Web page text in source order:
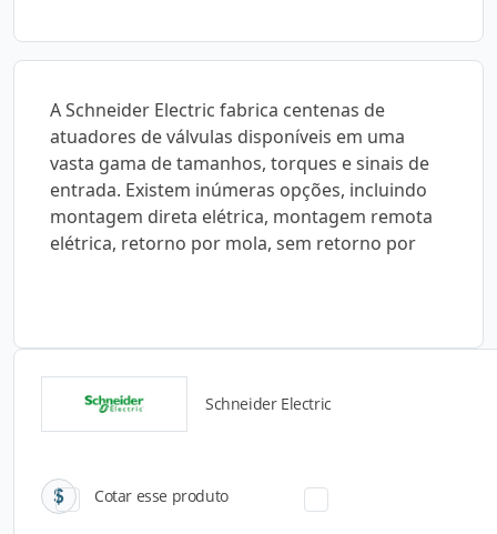
A Schneider Electric fabrica centenas de
atuadores de válvulas disponíveis em uma
vasta gama de tamanhos, torques e sinais de
entrada. Existem inúmeras opções, incluindo
montagem direta elétrica, montagem remota
elétrica, retorno por mola, sem retorno por
Schneider Electric
Cotar esse produto
Catálogos para Download